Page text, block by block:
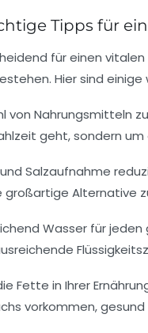
Tipps für
für einen vitalen
Hier sind
von Nahrungsmitteln
geht, sondern
Salzaufnahme
großartige Alternative
Wasser für jeden
Fette in Ihrer
vorkommen,